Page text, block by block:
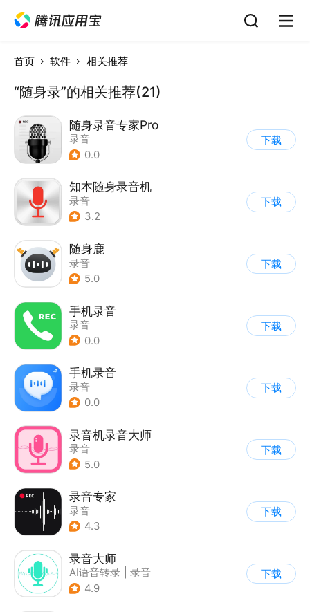
首页 软件 相关推荐
“随身录”的相关推荐(21)
随身录音专家Pro
录音
0.0
下载
知本随身录音机
录音
3.2
下载
随身鹿
录音
5.0
下载
手机录音
录音
0.0
下载
手机录音
录音
0.0
下载
录音机录音大师
录音
5.0
下载
录音专家
录音
4.3
下载
录音大师
AI语音转录
录音
4.9
下载